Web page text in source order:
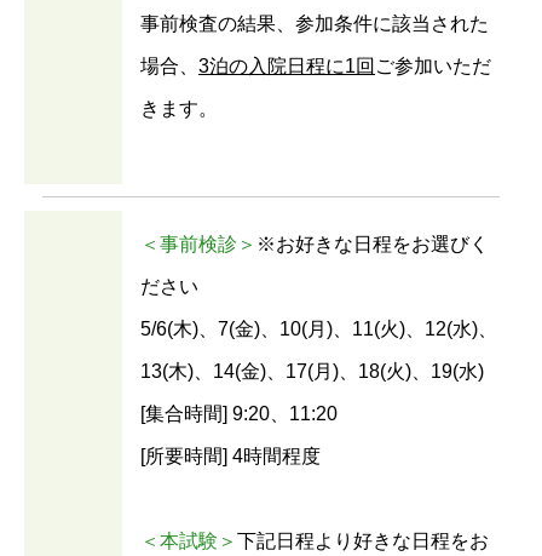
事前検査の結果、参加条件に該当された
場合、 3泊の入院日程に1回 ご参加いただ
きます。
＜事前検診＞ ※お好きな日程をお選びく
ださい
5/6(木)、7(金)、10(月)、11(火)、12(水)、
13(木)、14(金)、17(月)、18(火)、19(水)
[集合時間] 9:20、11:20
[所要時間] 4時間程度
＜本試験＞ 下記日程より好きな日程をお